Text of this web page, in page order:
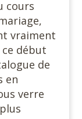
cours
vraiment
ce début
de
en
verre